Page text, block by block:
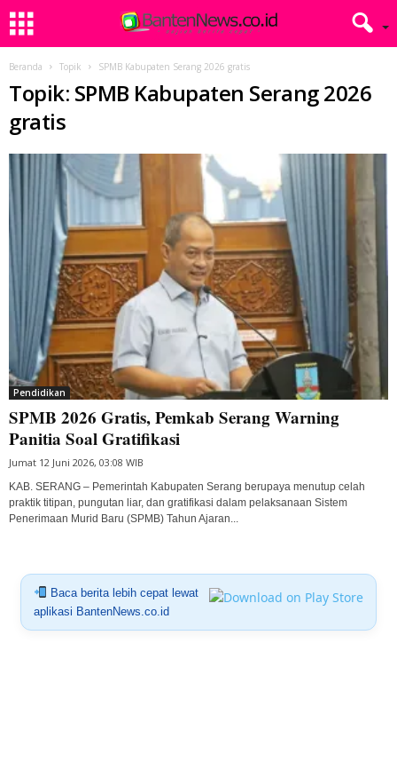
Beranda Topik SPMB Kabupaten Serang 2026 gratis
Topik: SPMB Kabupaten Serang 2026
gratis
Pendidikan
SPMB 2026 Gratis, Pemkab Serang Warning
Panitia Soal Gratifikasi
Jumat 12 Juni 2026, 03:08 WIB
KAB. SERANG – Pemerintah Kabupaten Serang berupaya menutup celah
praktik titipan, pungutan liar, dan gratifikasi dalam pelaksanaan Sistem
Penerimaan Murid Baru (SPMB) Tahun Ajaran...
Baca berita lebih cepat lewat
aplikasi BantenNews.co.id